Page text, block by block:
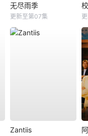
无尽雨季
更新至第07集
Zantiis